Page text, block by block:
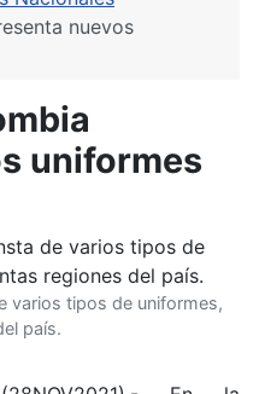
nuevos
uniformes
varios tipos de uniformes,
país.